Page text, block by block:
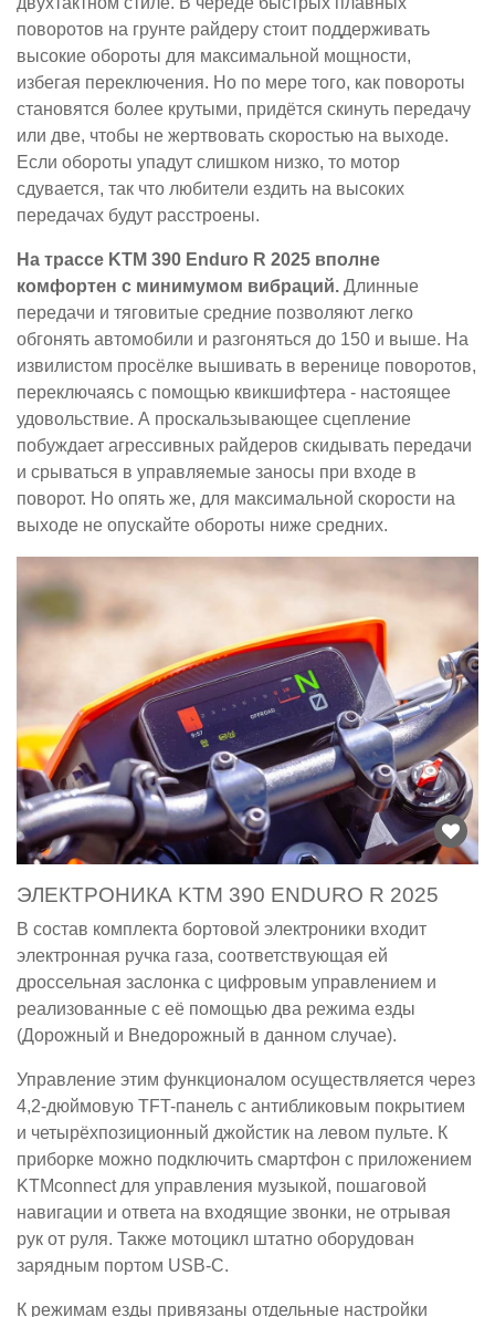
поворотов на грунте райдеру стоит поддерживать
высокие обороты для максимальной мощности,
избегая переключения. Но по мере того, как повороты
становятся более крутыми, придётся скинуть передачу
или две, чтобы не жертвовать скоростью на выходе.
Если обороты упадут слишком низко, то мотор
сдувается, так что любители ездить на высоких
передачах будут расстроены.
На трассе KTM 390 Enduro R 2025 вполне
комфортен с минимумом вибраций. Длинные
передачи и тяговитые средние позволяют легко
обгонять автомобили и разгоняться до 150 и выше. На
извилистом просёлке вышивать в веренице поворотов,
переключаясь с помощью квикшифтера - настоящее
удовольствие. А проскальзывающее сцепление
побуждает агрессивных райдеров скидывать передачи
и срываться в управляемые заносы при входе в
поворот. Но опять же, для максимальной скорости на
выходе не опускайте обороты ниже средних.
ЭЛЕКТРОНИКА KTM 390 ENDURO R 2025
В состав комплекта бортовой электроники входит
электронная ручка газа, соответствующая ей
дроссельная заслонка с цифровым управлением и
реализованные с её помощью два режима езды
(Дорожный и Внедорожный в данном случае).
Управление этим функционалом осуществляется через
4,2-дюймовую TFT-панель с антибликовым покрытием
и четырёхпозиционный джойстик на левом пульте. К
приборке можно подключить смартфон с приложением
KTMconnect для управления музыкой, пошаговой
навигации и ответа на входящие звонки, не отрывая
рук от руля. Также мотоцикл штатно оборудован
зарядным портом USB-C.
К режимам езды привязаны отдельные настройки